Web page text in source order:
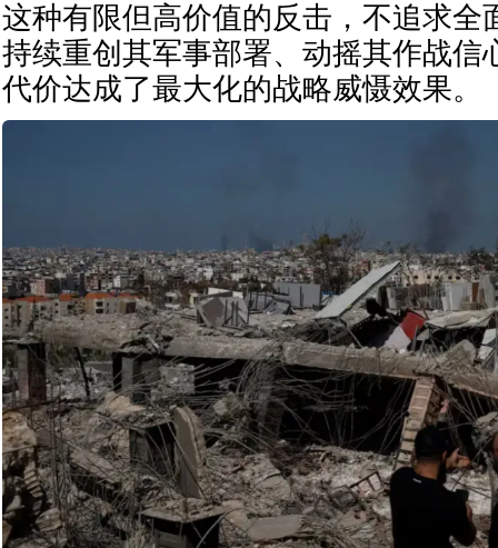
这种有限但高价值的反击，不追求全
持续重创其军事部署、动摇其作战信
代价达成了最大化的战略威慑效果。